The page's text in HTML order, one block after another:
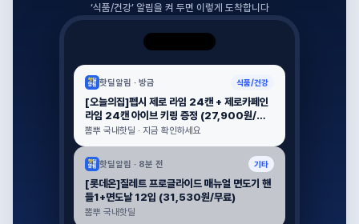
‘식품/건강’ 알림을 켜 두면 이렇게 도착합니다
핫딜알림 · 방금 식품/건강
[오늘의집]펩시 제로 라임 24캔 + 제로카페인
라임 24캔 아이브 키링 증정 (27,900원/무
배)
뽐뿌 국내핫딜 · 지금 확인하세요
핫딜알림 · 8분 전 기타
[롯데온]질레트 프로글라이드 매뉴얼 면도기 핸
들1+면도날 12입 (31,530원/무료)
뽐뿌 국내핫딜